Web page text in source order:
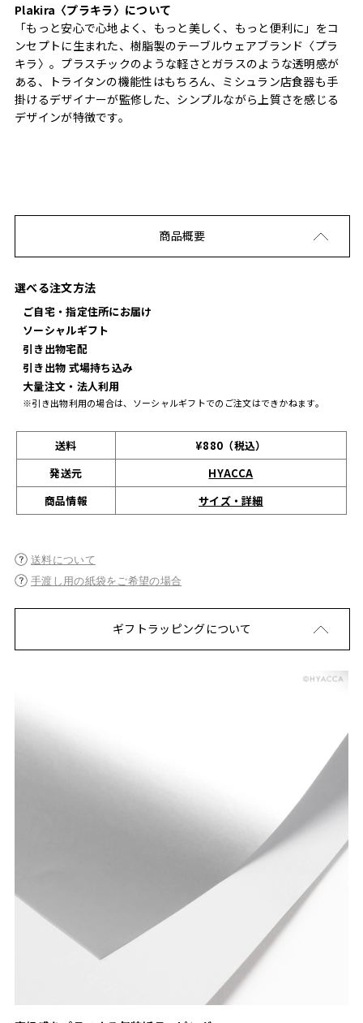
Plakira〈プラキラ〉について
「もっと安心で心地よく、もっと美しく、もっと便利に」をコ
ンセプトに生まれた、樹脂製のテーブルウェアブランド〈プラ
キラ〉。プラスチックのような軽さとガラスのような透明感が
ある、トライタンの機能性はもちろん、ミシュラン店食器も手
掛けるデザイナーが監修した、シンプルながら上質さを感じる
デザインが特徴です。
商品概要
選べる注文方法
ご自宅・指定住所にお届け
ソーシャルギフト
引き出物宅配
引き出物 式場持ち込み
大量注文・法人利用
※引き出物利用の場合は、ソーシャルギフトでのご注文はできかねます。
送料
¥880（税込）
発送元
HYACCA
商品情報
サイズ・詳細
送料について
手渡し用の紙袋をご希望の場合
ギフトラッピングについて